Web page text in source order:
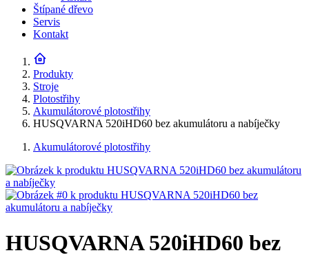
Štípané dřevo
Servis
Kontakt
Produkty
Stroje
Plotostřihy
Akumulátorové plotostřihy
HUSQVARNA 520iHD60 bez akumulátoru a nabíječky
Akumulátorové plotostřihy
HUSQVARNA 520iHD60 bez